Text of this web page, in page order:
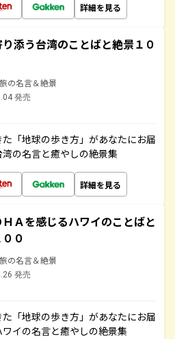
詳細を見る
添う台湾のことばと絶景１０
の名言＆絶景
発売
「地球の歩き方」があなたにお届
の名言と癒やしの絶景集
詳細を見る
ＨＡを感じるハワイのことばと
０
の名言＆絶景
発売
「地球の歩き方」があなたにお届
イの名言と癒やしの絶景集